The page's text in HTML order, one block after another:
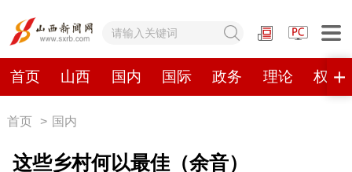
首页 山西 国内 国际 政务 理论 权威
网站地图
首页
首页 > 国内
这些乡村何以最佳（余音）